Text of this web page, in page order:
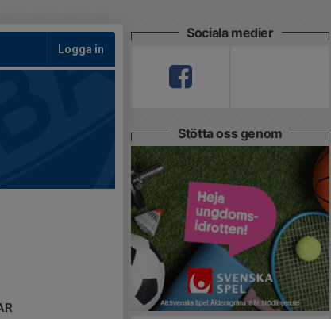
Logga in
Sociala medier
Stötta oss genom